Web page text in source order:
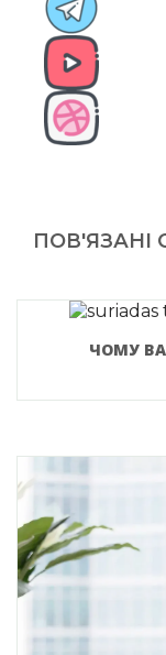
ПОВ'ЯЗАНІ
ЧОМУ